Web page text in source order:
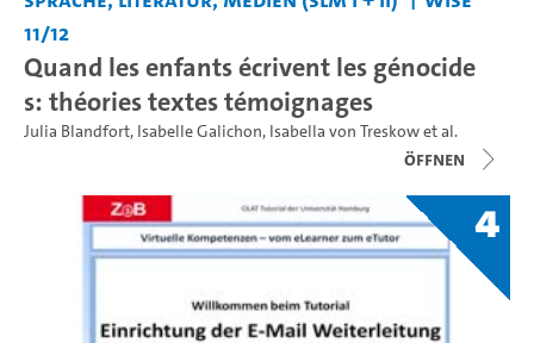
11/12
Quand les enfants écrivent les génocide
s: théories textes témoignages
Julia Blandfort, Isabelle Galichon, Isabella von Treskowet al.
Öffnen
4